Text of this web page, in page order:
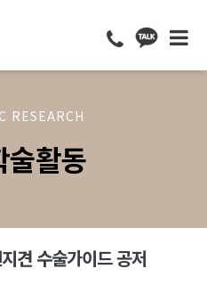
RESEARCH
활동
견 수술가이드 공저